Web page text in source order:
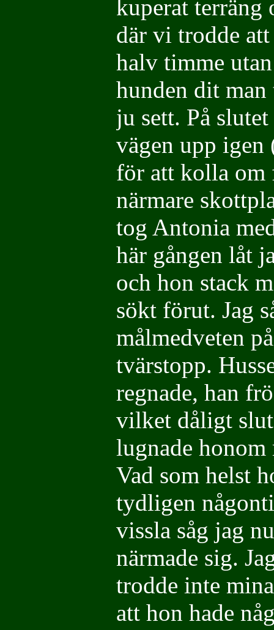
kuperat
där vi trodde
halv timme
hunden dit
ju sett. På
vägen upp igen
för att kolla om
närmare
tog Antonia
här gången låt
och hon stack
sökt förut. Jag
målmedveten
tvärstopp.
regnade, han
vilket dåligt
lugnade honom
Vad som helst
tydligen
vissla såg jag
närmade sig.
trodde inte
att hon hade